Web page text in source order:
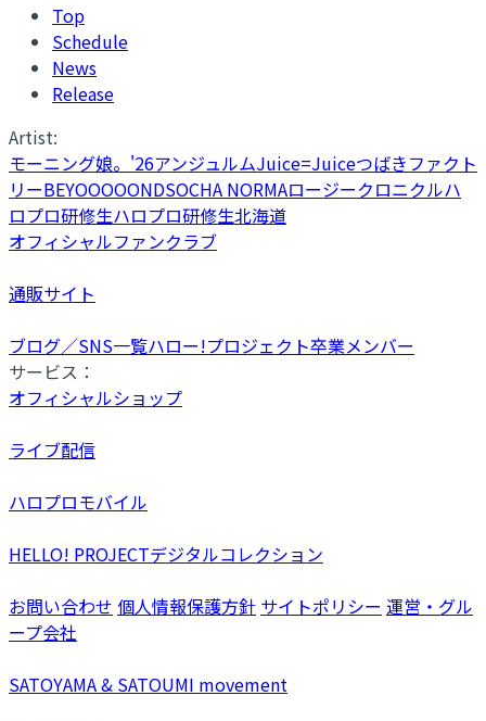
Top
Schedule
News
Release
Artist:
モーニング娘。'26アンジュルムJuice=Juiceつばきファクト
リーBEYOOOOONDSOCHA NORMAロージークロニクルハ
ロプロ研修生ハロプロ研修生北海道
オフィシャルファンクラブ
通販サイト
ブログ／SNS一覧ハロー!プロジェクト卒業メンバー
サービス：
オフィシャルショップ
ライブ配信
ハロプロモバイル
HELLO! PROJECTデジタルコレクション
お問い合わせ 個人情報保護方針 サイトポリシー 運営・グル
ープ会社
SATOYAMA & SATOUMI movement